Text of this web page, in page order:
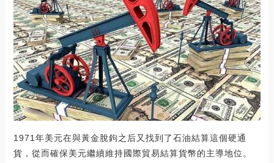
1971年美元在與黃金脫鉤之后又找到了石油結算這個硬通
貨，從而確保美元繼續維持國際貿易結算貨幣的主導地位。